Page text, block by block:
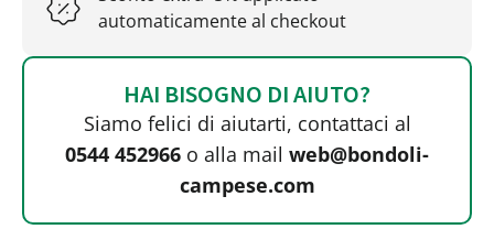
automaticamente al checkout
HAI BISOGNO DI AIUTO?
Siamo felici di aiutarti, contattaci al
0544 452966 o alla mail web@bondoli-
campese.com